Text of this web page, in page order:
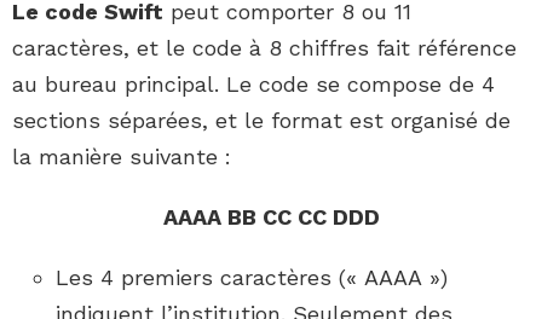
Le code Swift peut comporter 8 ou 11
caractères, et le code à 8 chiffres fait référence
au bureau principal. Le code se compose de 4
sections séparées, et le format est organisé de
la manière suivante :
AAAA BB CC CC DDD
Les 4 premiers caractères (« AAAA »)
indiquent l’institution. Seulement des